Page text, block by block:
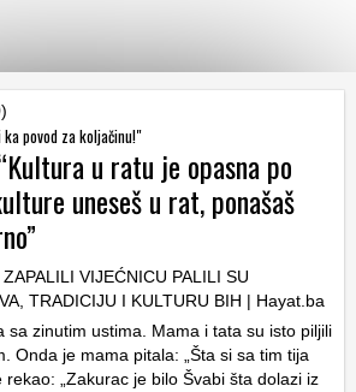
povod za koljačinu!"
u ratu je opasna po
uneseš u rat, ponašaš
sa zinutim ustima. Mama i tata su isto piljili
Onda je mama pitala: „Šta si sa tim tija
rekao: „Zakurac je bilo Švabi šta dolazi iz